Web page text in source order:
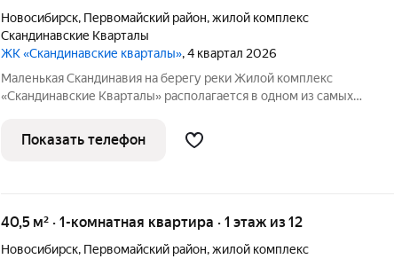
Новосибирск, Первомайский район,жилой комплекс
Скандинавские Кварталы
ЖК «Скандинавские кварталы», 4 квартал 2026
Маленькая Скандинавия на берегу реки Жилой комплекс
«Скандинавские Кварталы» располагается в одном из самых
ней открываются прекрасные виды на холмы и нетронутую
природу. Уникальная
Показать телефон
40,5 м² · 1-комнатная квартира · 1 этаж из 12
Новосибирск, Первомайский район,жилой комплекс